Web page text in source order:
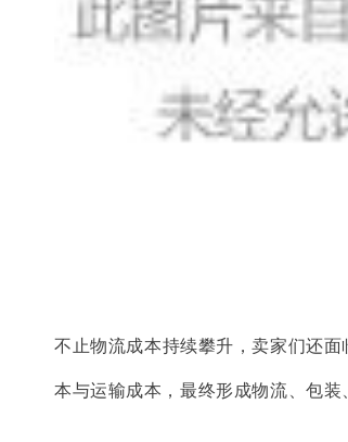
不止物流成本持续攀升，卖家们还
本与运输成本，最终形成物流、包装